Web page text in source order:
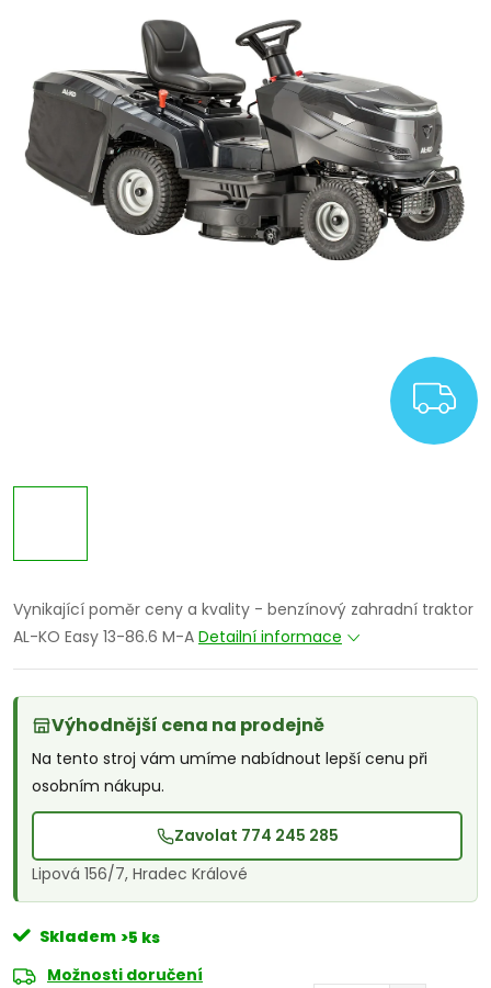
Vynikající poměr ceny a kvality - benzínový zahradní traktor
AL-KO Easy 13-86.6 M-A Detailní informace
Výhodnější cena na prodejně
Na tento stroj vám umíme nabídnout lepší cenu při
osobním nákupu.
Zavolat 774 245 285
Lipová 156/7, Hradec Králové
Skladem >5 ks
Možnosti doručení